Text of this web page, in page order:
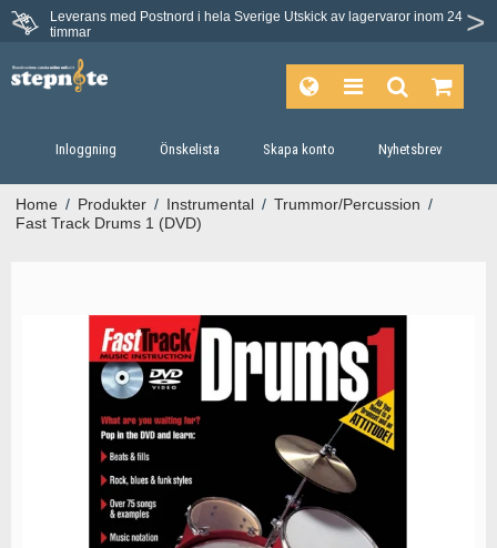
Leverans med Postnord i hela Sverige Utskick av lagervaror inom 24
timmar
Du har 30 dagars ångerrätt.
Inloggning Önskelista Skapa konto Nyhetsbrev
Home / Produkter / Instrumental / Trummor/Percussion /
Fast Track Drums 1 (DVD)